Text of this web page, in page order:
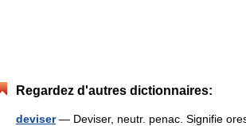
Regardez d'autres dictionnaires:
deviser— Deviser, neutr. penac. Signifie